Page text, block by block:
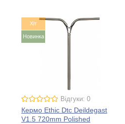
Хіт
Новинка
Відгуки: 0
Кермо Ethic Dtc Deildegast
V1.5 720mm Polished